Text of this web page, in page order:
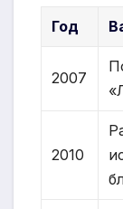
Год
2007
2010